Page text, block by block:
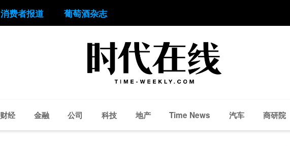
消费者报道 葡萄酒杂志
财经 金融 公司 科技 地产 Time News 汽车 商研院